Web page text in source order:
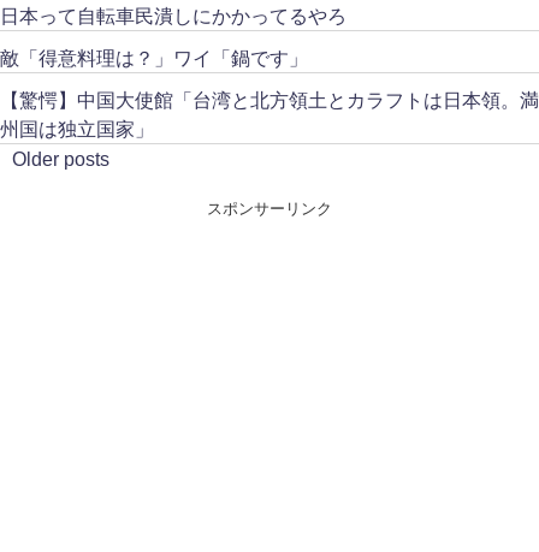
日本って自転車民潰しにかかってるやろ
敵「得意料理は？」ワイ「鍋です」
【驚愕】中国大使館「台湾と北方領土とカラフトは日本領。満
州国は独立国家」
Older posts
スポンサーリンク